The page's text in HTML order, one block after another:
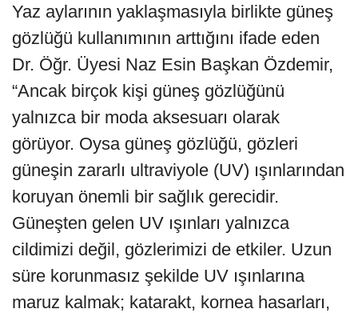
Yaz aylarının yaklaşmasıyla birlikte güneş
gözlüğü kullanımının arttığını ifade eden
Dr. Öğr. Üyesi Naz Esin Başkan Özdemir,
“Ancak birçok kişi güneş gözlüğünü
yalnızca bir moda aksesuarı olarak
görüyor. Oysa güneş gözlüğü, gözleri
güneşin zararlı ultraviyole (UV) ışınlarından
koruyan önemli bir sağlık gerecidir.
Güneşten gelen UV ışınları yalnızca
cildimizi değil, gözlerimizi de etkiler. Uzun
süre korunmasız şekilde UV ışınlarına
maruz kalmak; katarakt, kornea hasarları,